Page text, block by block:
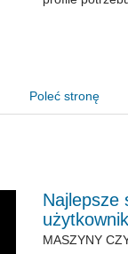
Poleć stronę
Najlepsze
MASZYNY